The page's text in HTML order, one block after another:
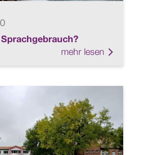
Kommentare vorhanden
0
mehr lesen